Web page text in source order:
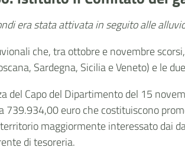
era stata attivata in seguito alle
che, tra ottobre e novembre
Sardegna, Sicilia e Veneto) e le
del Capo del Dipartimento del 15
739.934,00 euro che costituiscono
maggiormente interessato dai
di tesoreria.